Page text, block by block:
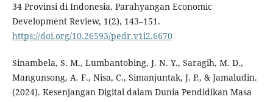
34 Provinsi di Indonesia. Parahyangan Economic
Development Review, 1(2), 143–151.
https://doi.org/10.26593/pedr.v1i2.6670
Sinambela, S. M., Lumbantobing, J. N. Y., Saragih, M. D.,
Mangunsong, A. F., Nisa, C., Simanjuntak, J. P., & Jamaludin.
(2024). Kesenjangan Digital dalam Dunia Pendidikan Masa